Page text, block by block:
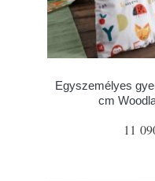
Egyszemélyes
cm
11